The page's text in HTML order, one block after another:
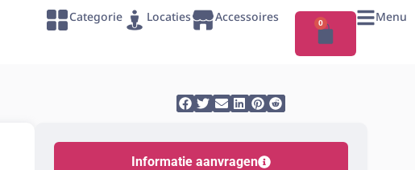
Categorie Locaties Accessoires 0 Menu
Informatie aanvragen